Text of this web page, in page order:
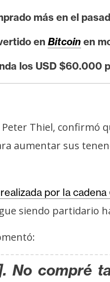
más en el
en Bitcoin en
los USD $60.000
Peter Thiel, confirmó
aumentar sus
por la cadena
siendo partidario
No compré